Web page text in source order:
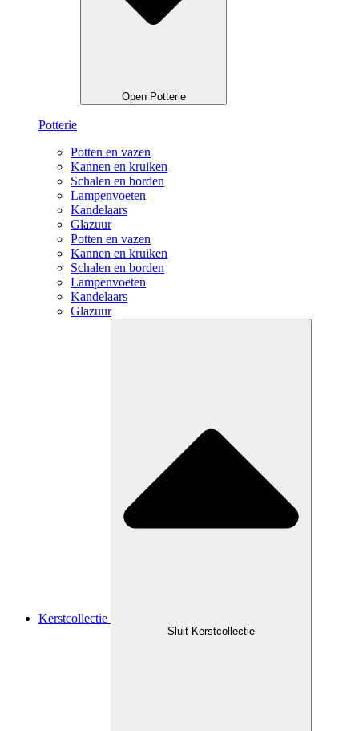
Open Potterie
Potterie
Potten en vazen
Kannen en kruiken
Schalen en borden
Lampenvoeten
Kandelaars
Glazuur
Potten en vazen
Kannen en kruiken
Schalen en borden
Lampenvoeten
Kandelaars
Glazuur
Kerstcollectie
Sluit Kerstcollectie